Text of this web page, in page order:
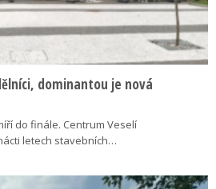
dominantou je nová
do finále. Centrum Veselí
letech stavebních…